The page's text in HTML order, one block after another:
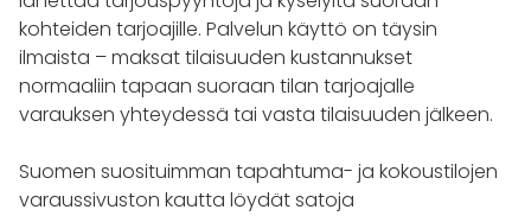
kohteiden tarjoajille. Palvelun käyttö on täysin
ilmaista – maksat tilaisuuden kustannukset
normaaliin tapaan suoraan tilan tarjoajalle
varauksen yhteydessä tai vasta tilaisuuden jälkeen.
Suomen suosituimman tapahtuma- ja kokoustilojen
varaussivuston kautta löydät satoja